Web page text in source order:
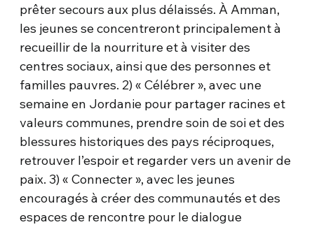
prêter secours aux plus délaissés. À Amman,
les jeunes se concentreront principalement à
recueillir de la nourriture et à visiter des
centres sociaux, ainsi que des personnes et
familles pauvres. 2) « Célébrer », avec une
semaine en Jordanie pour partager racines et
valeurs communes, prendre soin de soi et des
blessures historiques des pays réciproques,
retrouver l’espoir et regarder vers un avenir de
paix. 3) « Connecter », avec les jeunes
encouragés à créer des communautés et des
espaces de rencontre pour le dialogue